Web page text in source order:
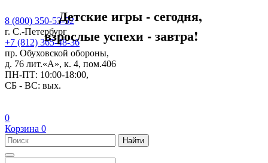
8 (800) 350-53-52
г. С.-Петербург
+7 (812) 365-48-36
пр. Обуховской обороны,
д. 76 лит.«А», к. 4, пом.406
ПН-ПТ: 10:00-18:00,
СБ - ВС: вых.
Детские игры - сегодня,
взрослые успехи - завтра!
0
Корзина 0
Найти